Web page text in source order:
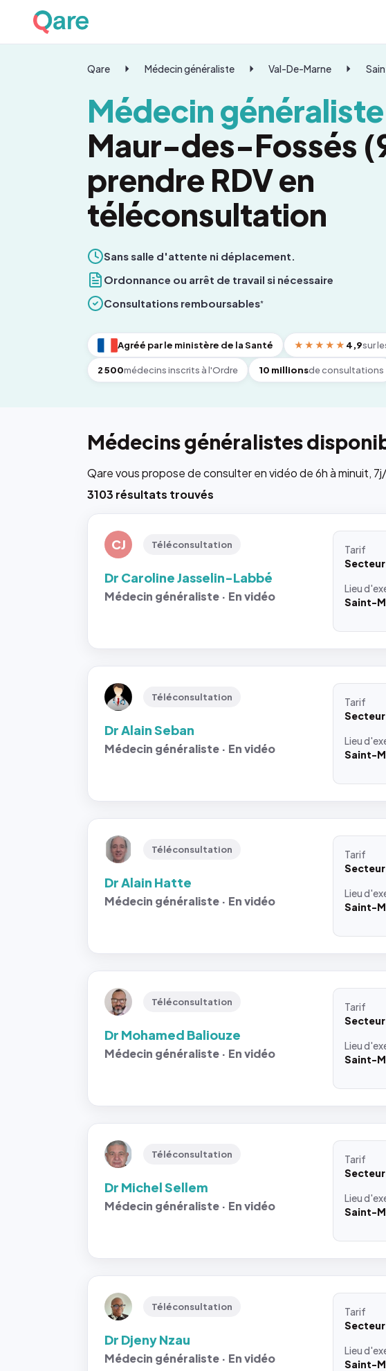
Qare Médecin généraliste Val-De-Marne
Médecin généraliste
Maur-des-Fossés
prendre RDV en
téléconsultation
Sans salle d'attente ni déplacement.
Ordonnance ou arrêt de travail si nécessaire
Consultations remboursables*
Agréé par le ministère de la Santé ★★★★★ 4,9sur
2 500médecins inscrits à l'Ordre 10 millionsde consultations
Médecins généralistes
Qare vous propose de consulter en vidéo de 6h à minuit,
3103 résultats trouvés
CJ Téléconsultation
Dr Caroline Jasselin-Labbé
Médecin généraliste · En vidéo
Tarif
Secteur
Lieu
Saint-
Téléconsultation
Dr Alain Seban
Médecin généraliste · En vidéo
Tarif
Secteur
Lieu
Saint-
Téléconsultation
Dr Alain Hatte
Médecin généraliste · En vidéo
Tarif
Secteur
Lieu
Saint-
Téléconsultation
Dr Mohamed Baliouze
Médecin généraliste · En vidéo
Tarif
Secteur
Lieu
Saint-
Téléconsultation
Dr Michel Sellem
Médecin généraliste · En vidéo
Tarif
Secteur
Lieu
Saint-
Téléconsultation
Dr Djeny Nzau
Médecin généraliste · En vidéo
Tarif
Secteur
Lieu
Saint-